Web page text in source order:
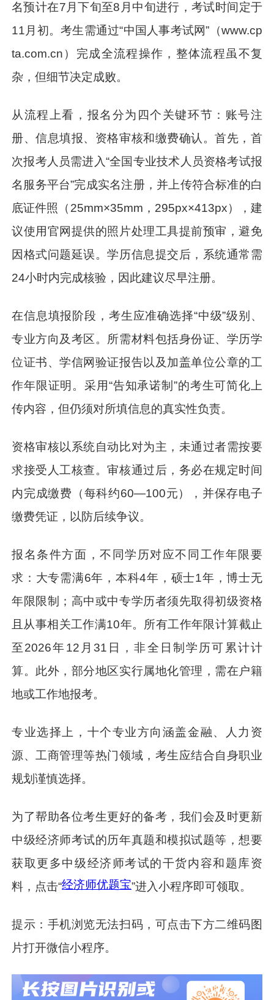
名预计在7月下旬至8月中旬进行，考试时间定于
11月初。考生需通过“中国人事考试网”（www.cp
ta.com.cn）完成全流程操作，整体流程虽不复
杂，但细节决定成败。
从流程上看，报名分为四个关键环节：账号注
册、信息填报、资格审核和缴费确认。首先，首
次报考人员需进入“全国专业技术人员资格考试报
名服务平台”完成实名注册，并上传符合标准的白
底证件照（25mm×35mm，295px×413px），建
议使用官网提供的照片处理工具提前预审，避免
因格式问题延误。学历信息提交后，系统通常需
24小时内完成核验，因此建议尽早注册。
在信息填报阶段，考生应准确选择“中级”级别、
专业方向及考区。所需材料包括身份证、学历学
位证书、学信网验证报告以及加盖单位公章的工
作年限证明。采用“告知承诺制”的考生可简化上
传内容，但仍须对所填信息的真实性负责。
资格审核以系统自动比对为主，未通过者需按要
求接受人工核查。审核通过后，务必在规定时间
内完成缴费（每科约60—100元），并保存电子
缴费凭证，以防后续争议。
报名条件方面，不同学历对应不同工作年限要
求：大专需满6年，本科4年，硕士1年，博士无
年限限制；高中或中专学历者须先取得初级资格
且从事相关工作满10年。所有工作年限计算截止
至2026年12月31日，非全日制学历可累计计
算。此外，部分地区实行属地化管理，需在户籍
地或工作地报考。
专业选择上，十个专业方向涵盖金融、人力资
源、工商管理等热门领域，考生应结合自身职业
规划谨慎选择。
为了帮助各位考生更好的备考，我们会及时更新
中级经济师考试的历年真题和模拟试题等，想要
获取更多中级经济师考试的干货内容和题库资
料，点击“经济师优题宝”进入小程序即可领取。
提示：手机浏览无法扫码，可点击下方二维码图
片打开微信小程序。